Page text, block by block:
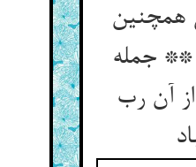
همچنین
** جمله
آن رب